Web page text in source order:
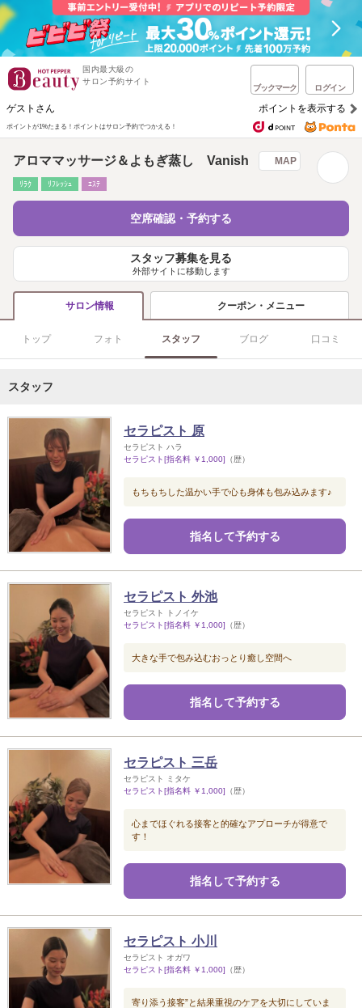
国内最大級の
サロン予約サイト
ブックマーク ログイン
ゲストさん ポイントを表示する
ポイントが1%たまる！ ポイントはサロン予約でつかえる！
アロママッサージ＆よもぎ蒸し Vanish MAP
ﾘﾗｸ ﾘﾌﾚｯｼｭ ｴｽﾃ
空席確認・予約する
スタッフ募集を見る
外部サイトに移動します
サロン情報 クーポン・メニュー
トップ フォト スタッフ ブログ 口コミ
スタッフ
セラピスト 原
セラピスト ハラ
セラピスト[指名料 ￥1,000] （歴）
もちもちした温かい手で心も身体も包み込みます♪
指名して予約する
セラピスト 外池
セラピスト トノイケ
セラピスト[指名料 ￥1,000] （歴）
大きな手で包み込むおっとり癒し空間へ
指名して予約する
セラピスト 三岳
セラピスト ミタケ
セラピスト[指名料 ￥1,000] （歴）
心までほぐれる接客と的確なアプローチが得意で
す！
指名して予約する
セラピスト 小川
セラピスト オガワ
セラピスト[指名料 ￥1,000] （歴）
寄り添う接客”と結果重視のケアを大切にしていま